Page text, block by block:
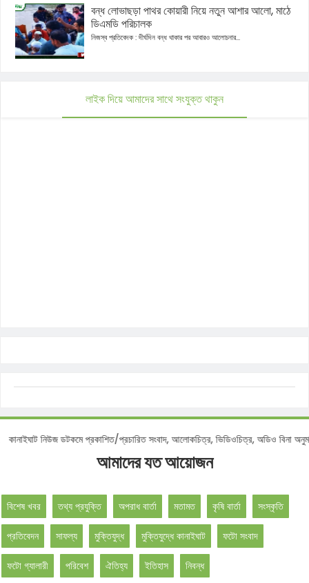
বন্ধ লোভাছড়া পাথর কোয়ারী নিয়ে নতুন আশার আলো, মাঠে
ডিএমডি পরিচালক
নিজস্ব প্রতিবেদক : দীর্ঘদিন বন্ধ থাকার পর আবারও আলোচনার...
লাইক দিয়ে আমাদের সাথে সংযুক্ত থাকুন
নিউজ ডটকমে প্রকাশিত/প্রচারিত সংবাদ, আলোকচিত্র, ভিডিওচিত্র, অডিও বিনা
আমাদের যত আয়োজন
বিশেষ খবর তথ্য প্রযুক্তি অপরাধ বার্তা মতামত কৃষি বার্তা সংস্কৃতি
প্রতিবেদন সাফল্য মুক্তিযুদ্ধ মুক্তিযুদ্ধে কানাইঘাট ফটো সংবাদ
ফটো গ্যালারী পরিবেশ ঐতিহ্য ইতিহাস নিবন্ধ